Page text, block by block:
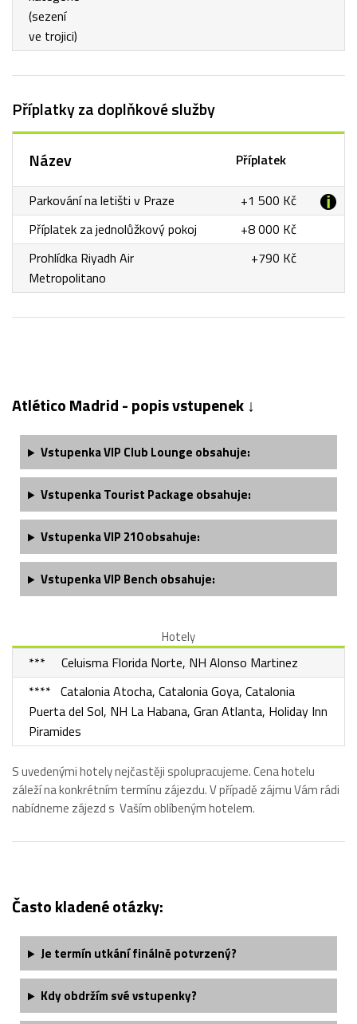
(sezení
ve trojici)
Příplatky za doplňkové služby
Název Příplatek
Parkování na letišti v Praze
+1 500 Kč
Příplatek za jednolůžkový pokoj
+8 000 Kč
Prohlídka Riyadh Air
Metropolitano
+790 Kč
Atlético Madrid - popis vstupenek ↓
Vstupenka VIP Club Lounge obsahuje:
Vstupenka Tourist Package obsahuje:
VstupenkaVIP 210obsahuje:
Vstupenka VIP Bench obsahuje:
Hotely
*** Celuisma Florida Norte, NH Alonso Martinez
**** Catalonia Atocha, Catalonia Goya, Catalonia
Puerta del Sol, NH La Habana, Gran Atlanta, Holiday Inn
Piramides
S uvedenými hotely nejčastěji spolupracujeme. Cena hotelu
záleží na konkrétním termínu zájezdu. V případě zájmu Vám rádi
nabídneme zájezd s Vaším oblíbeným hotelem.
Často kladené otázky:
Je termín utkání finálně potvrzený?
Kdy obdržím své vstupenky?